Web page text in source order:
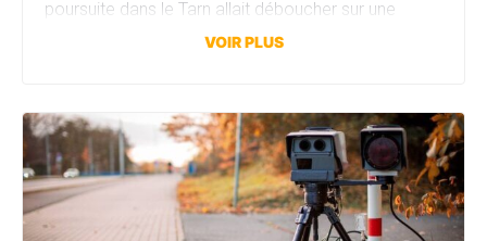
poursuite dans le Tarn allait déboucher sur une
affaire bien plus sérieuse que prévu. Fausse plaque
VOIR PLUS